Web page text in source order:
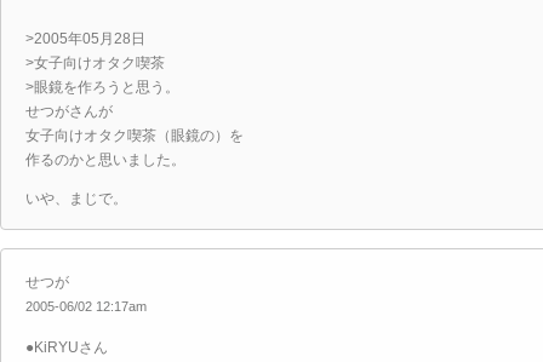
>2005年05月28日
>女子向けオタク喫茶
>眼鏡を作ろうと思う。
せつがさんが
女子向けオタク喫茶（眼鏡の）を
作るのかと思いました。
いや、まじで。
せつが
2005-06/02 12:17am
●KiRYUさん